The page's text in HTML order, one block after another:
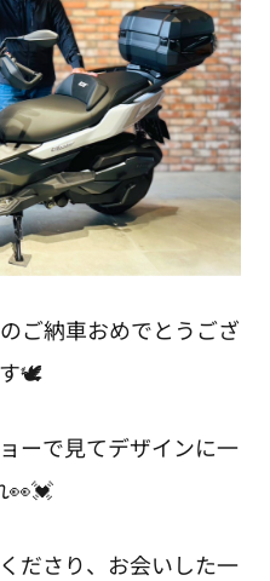
のご納車おめでとうござ
🕊
ーで見てデザインに一
👀💓
ださり、お会いした一